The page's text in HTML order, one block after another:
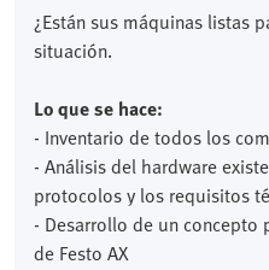
¿Están sus máquinas listas
situación.
Lo que se hace:
- Inventario de todos los
- Análisis del hardware
protocolos y los requisitos
- Desarrollo de un concepto
de Festo AX